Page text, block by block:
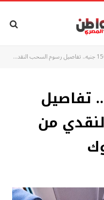
جنيه.. تفاصيل
من